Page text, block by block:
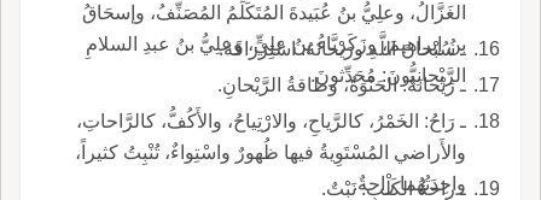
الغَزَّالُ، وعلِيُّ بنُ عُبَيدةَ المُتَكَلِّمُ المُصَنِّفُ، وإسحَاقُ
بنُ إبراهيمَ، وزَكَريَّاءُ بنُ علِيٍّ، وعلِيُّ بنُ عبدِ السلامِ
الرَّيْحانِيُّونَ: مُحَدِّثونَ.
ـ سُبْحانَ اللَّهِ ورَيْحانَهُ: اسْتِرْزاقَهُ.
ـ رَيْحانَةُ: الحَنْوَةُ، وطاقةُ الرَّيْحانِ.
ـ رَاحُ: الخَمْرُ، كالرَّياحِ، والارْتِياحُ، والأَكُفُّ، كالرَّاحاتِ،
والأَراضي المُسْتَوِيةُ فيها ظُهورٌ واسْتِواءٌ، تُنْبِتُ كثيراً،
واحِدَتُهُما راحةٌ.
ـ راحةُ الكَلْبِ: نَبْتٌ.